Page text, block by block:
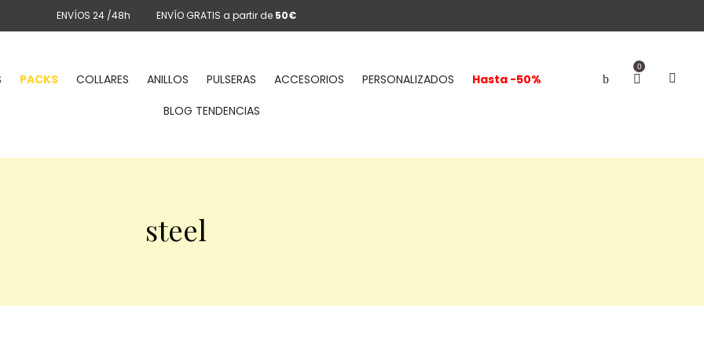
ENVÍOS 24 /48h ENVÍO GRATIS a partir de 50€
0
PACKS COLLARES ANILLOS PULSERAS ACCESORIOS PERSONALIZADOS
Hasta -50%
BLOG TENDENCIAS
steel